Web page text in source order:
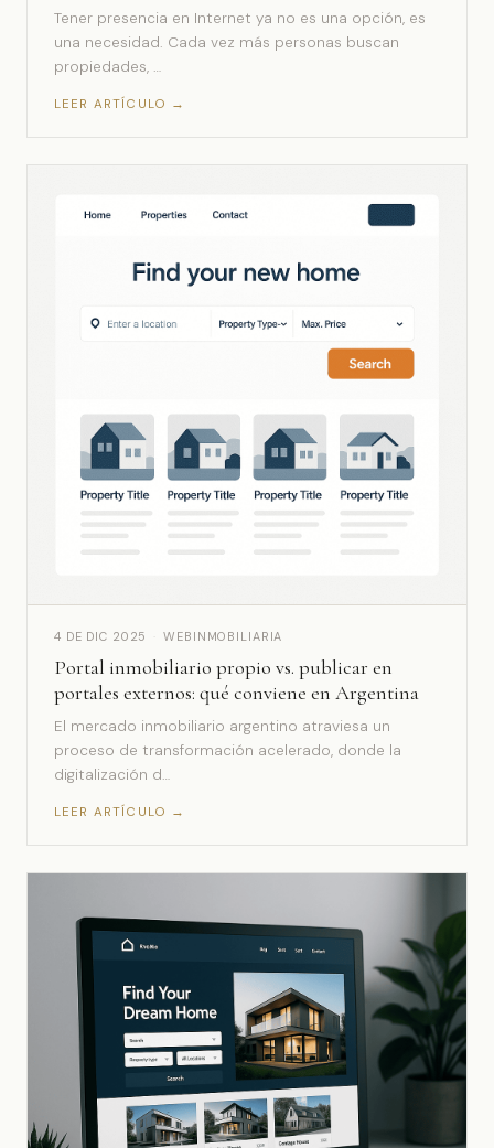
Tener presencia en Internet ya no es una opción, es
una necesidad. Cada vez más personas buscan
propiedades, …
LEER ARTÍCULO →
4 DE DIC 2025 WEBINMOBILIARIA
Portal inmobiliario propio vs. publicar en
portales externos: qué conviene en Argentina
El mercado inmobiliario argentino atraviesa un
proceso de transformación acelerado, donde la
digitalización d…
LEER ARTÍCULO →